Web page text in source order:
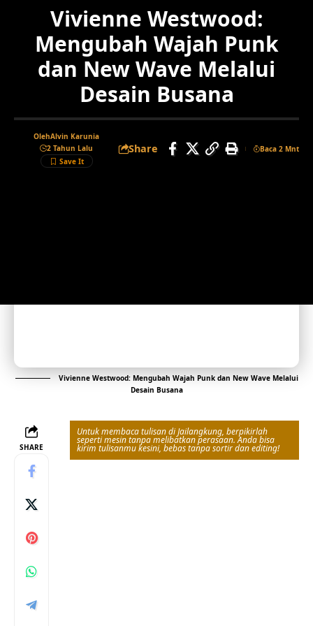
Vivienne Westwood:
Mengubah Wajah Punk
dan New Wave Melalui
Desain Busana
OlehAlvin Karunia
2 Tahun Lalu
Share Baca 2 Mnt
Vivienne Westwood: Mengubah Wajah Punk dan New Wave Melalui
Desain Busana
SHARE
Untuk membaca tulisan di Jailangkung, berpikirlah
seperti mesin tanpa melibatkan perasaan. Anda bisa
kirim tulisanmu kesini, bebas tanpa sortir dan editing!